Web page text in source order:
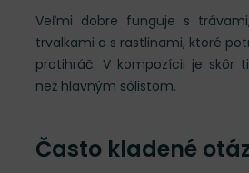
Veľmi dobre funguje s
trvalkami a s rastlinami, ktoré
protihráč. V kompozícii je skôr
než hlavným sólistom.
Často kladené